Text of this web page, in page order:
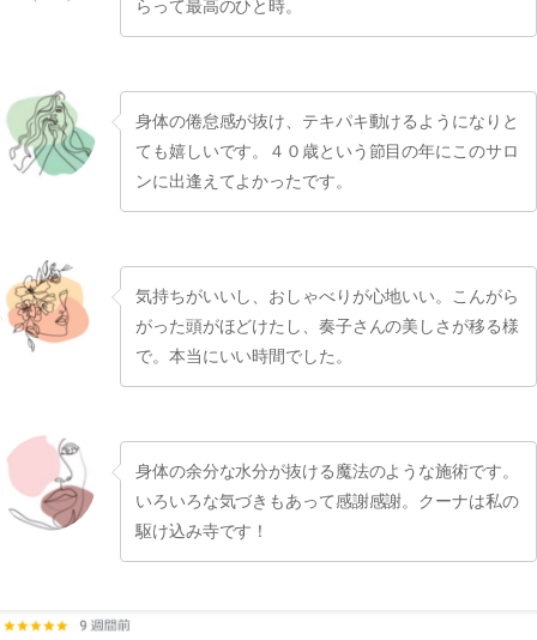
らって最高のひと時。
身体の倦怠感が抜け、テキパキ動けるようになりと
ても嬉しいです。４０歳という節目の年にこのサロ
ンに出逢えてよかったです。
気持ちがいいし、おしゃべりが心地いい。こんがら
がった頭がほどけたし、奏子さんの美しさが移る様
で。本当にいい時間でした。
身体の余分な水分が抜ける魔法のような施術です。
いろいろな気づきもあって感謝感謝。クーナは私の
駆け込み寺です！